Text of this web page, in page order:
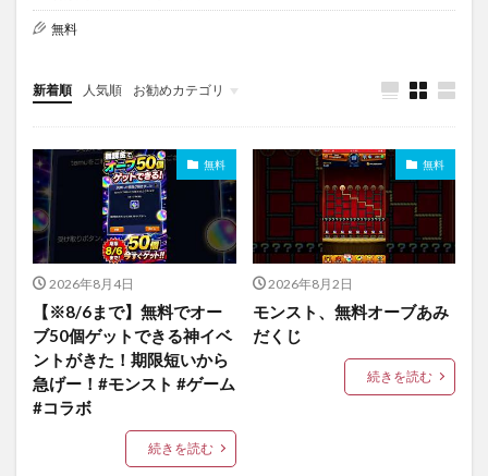
無料
新着順 人気順 お勧めカテゴリ
オーブまとめ
無料
2026年8月4日
【※8/6まで】無料でオー
ブ50個ゲットできる神イベ
ントがきた！期限短いから
急げー！#モンスト #ゲーム
#コラボ
続きを読む
無料
2026年8月2日
モンスト、無料オーブあみ
だくじ
続きを読む